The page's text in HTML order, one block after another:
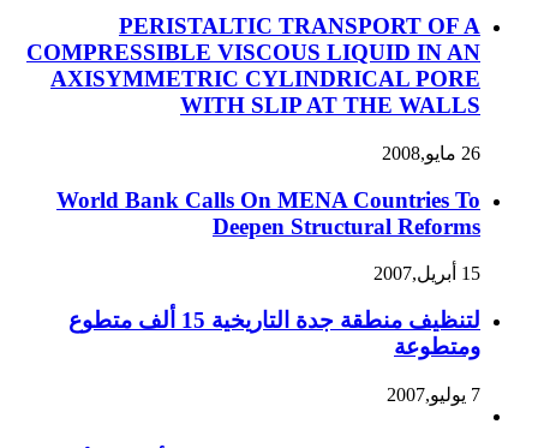
PERISTALTIC TRANSPORT OF A
COMPRESSIBLE VISCOUS LIQUID IN AN
AXISYMMETRIC CYLINDRICAL PORE
WITH SLIP AT THE WALLS
26 مايو,2008
World Bank Calls On MENA Countries To
Deepen Structural Reforms
15 أبريل,2007
لتنظيف منطقة جدة التاريخية 15 ألف متطوع
ومتطوعة
7 يوليو,2007